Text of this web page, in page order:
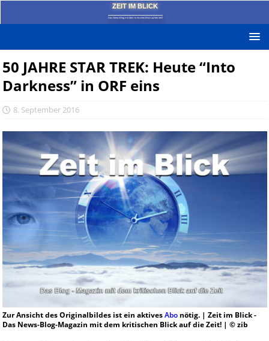
ZEIT IM BLICK
Das News-Blog mit dem kritischen Blick auf die Zeit!
50 JAHRE STAR TREK: Heute “Into
Darkness” in ORF eins
8. September 2016
Zur Ansicht des Originalbildes ist ein aktivesAbonötig. | Zeit im Blick -
Das News-Blog-Magazin mit dem kritischen Blick auf die Zeit! | © zib